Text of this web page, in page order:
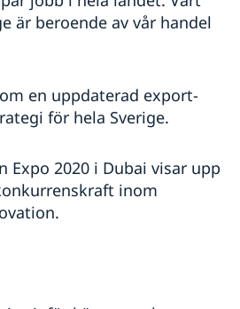
är beroende av vår handel
en uppdaterad export-
för hela Sverige.
Expo 2020 i Dubai visar upp
inom